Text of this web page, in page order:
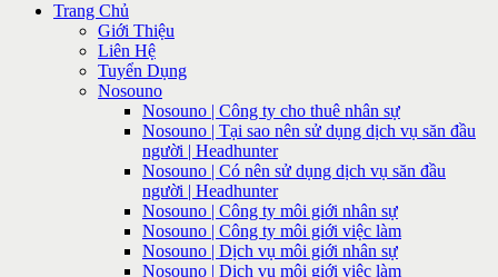
Trang Chủ
Giới Thiệu
Liên Hệ
Tuyển Dụng
Nosouno
Nosouno | Công ty cho thuê nhân sự
Nosouno | Tại sao nên sử dụng dịch vụ săn đầu
người | Headhunter
Nosouno | Có nên sử dụng dịch vụ săn đầu
người | Headhunter
Nosouno | Công ty môi giới nhân sự
Nosouno | Công ty môi giới việc làm
Nosouno | Dịch vụ môi giới nhân sự
Nosouno | Dịch vụ môi giới việc làm